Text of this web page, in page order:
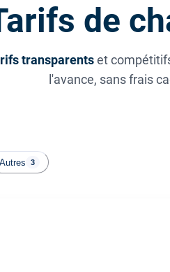
de
transparentset
l'avance, sans frais
Autres 3